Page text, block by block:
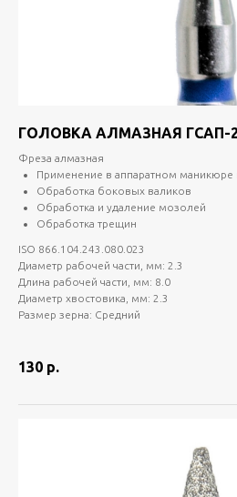
ГОЛОВКА АЛМАЗНАЯ ГСАП-
Фреза алмазная
Применение в аппаратном маникюре
Обработка боковых валиков
Обработка и удаление мозолей
Обработка трещин
ISO 866.104.243.080.023
Диаметр рабочей части, мм: 2.3
Длина рабочей части, мм: 8.0
Диаметр хвостовика, мм: 2.3
Размер зерна: Средний
130 р.